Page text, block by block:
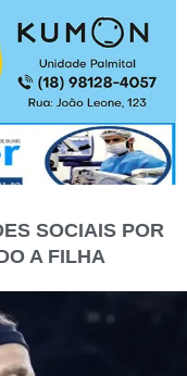
SOCIAIS POR
A FILHA